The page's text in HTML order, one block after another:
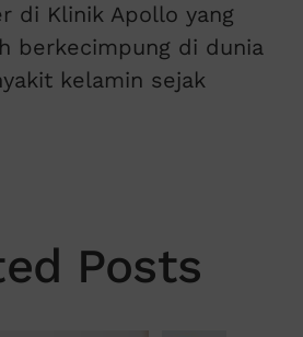
di Klinik Apollo yang
berkecimpung di dunia
kelamin sejak
Posts